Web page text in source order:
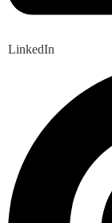
LinkedIn